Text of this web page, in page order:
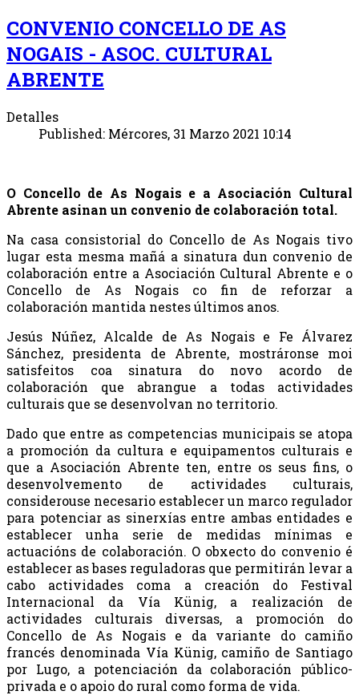
CONVENIO CONCELLO DE AS
NOGAIS - ASOC. CULTURAL
ABRENTE
Detalles
Published: Mércores, 31 Marzo 2021 10:14
O Concello de As Nogais e a Asociación Cultural
Abrente asinan un convenio de colaboración total.
Na casa consistorial do Concello de As Nogais tivo
lugar esta mesma mañá a sinatura dun convenio de
colaboración entre a Asociación Cultural Abrente e o
Concello de As Nogais co fin de reforzar a
colaboración mantida nestes últimos anos.
Jesús Núñez, Alcalde de As Nogais e Fe Álvarez
Sánchez, presidenta de Abrente, mostráronse moi
satisfeitos coa sinatura do novo acordo de
colaboración que abrangue a todas actividades
culturais que se desenvolvan no territorio.
Dado que entre as competencias municipais se atopa
a promoción da cultura e equipamentos culturais e
que a Asociación Abrente ten, entre os seus fins, o
desenvolvemento de actividades culturais,
considerouse necesario establecer un marco regulador
para potenciar as sinerxías entre ambas entidades e
establecer unha serie de medidas mínimas e
actuacións de colaboración. O obxecto do convenio é
establecer as bases reguladoras que permitirán levar a
cabo actividades coma a creación do Festival
Internacional da Vía Künig, a realización de
actividades culturais diversas, a promoción do
Concello de As Nogais e da variante do camiño
francés denominada Vía Künig, camiño de Santiago
por Lugo, a potenciación da colaboración público-
privada e o apoio do rural como forma de vida.